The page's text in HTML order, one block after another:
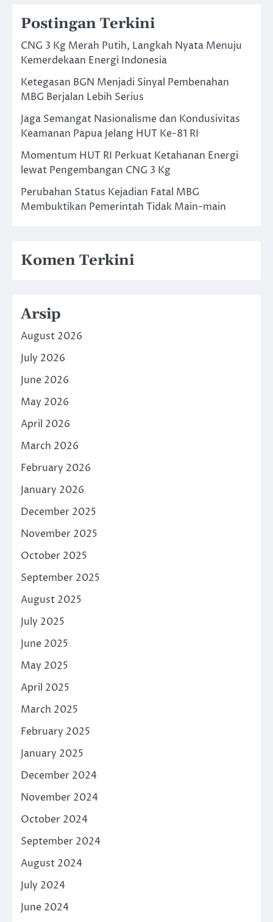
Postingan Terkini
CNG 3 Kg Merah Putih, Langkah Nyata Menuju
Kemerdekaan Energi Indonesia
Ketegasan BGN Menjadi Sinyal Pembenahan
MBG Berjalan Lebih Serius
Jaga Semangat Nasionalisme dan Kondusivitas
Keamanan Papua Jelang HUT Ke-81 RI
Momentum HUT RI Perkuat Ketahanan Energi
lewat Pengembangan CNG 3 Kg
Perubahan Status Kejadian Fatal MBG
Membuktikan Pemerintah Tidak Main-main
Komen Terkini
Arsip
August 2026
July 2026
June 2026
May 2026
April 2026
March 2026
February 2026
January 2026
December 2025
November 2025
October 2025
September 2025
August 2025
July 2025
June 2025
May 2025
April 2025
March 2025
February 2025
January 2025
December 2024
November 2024
October 2024
September 2024
August 2024
July 2024
June 2024